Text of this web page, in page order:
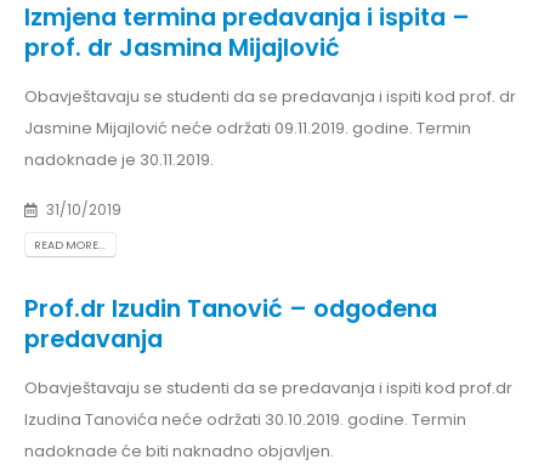
Izmjena termina predavanja i ispita –
prof. dr Jasmina Mijajlović
Obavještavaju se studenti da se predavanja i ispiti kod prof. dr
Jasmine Mijajlović neće održati 09.11.2019. godine. Termin
nadoknade je 30.11.2019.
31/10/2019
READ MORE...
Prof.dr Izudin Tanović – odgođena
predavanja
Obavještavaju se studenti da se predavanja i ispiti kod prof.dr
Izudina Tanovića neće održati 30.10.2019. godine. Termin
nadoknade će biti naknadno objavljen.